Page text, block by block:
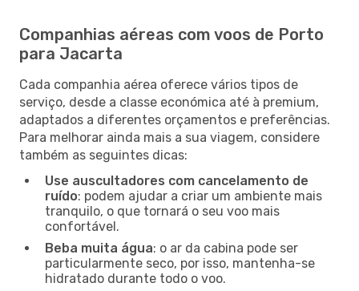
Companhias aéreas com voos de Porto
para Jacarta
Cada companhia aérea oferece vários tipos de
serviço, desde a classe económica até à premium,
adaptados a diferentes orçamentos e preferências.
Para melhorar ainda mais a sua viagem, considere
também as seguintes dicas:
Use auscultadores com cancelamento de
ruído: podem ajudar a criar um ambiente mais
tranquilo, o que tornará o seu voo mais
confortável.
Beba muita água: o ar da cabina pode ser
particularmente seco, por isso, mantenha-se
hidratado durante todo o voo.